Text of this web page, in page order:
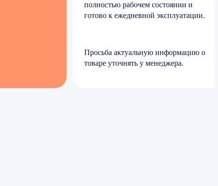
полностью рабочем состоянии и
готово к ежедневной эксплуатации.
Просьба актуальную информацию о
товаре уточнять у менеджера.